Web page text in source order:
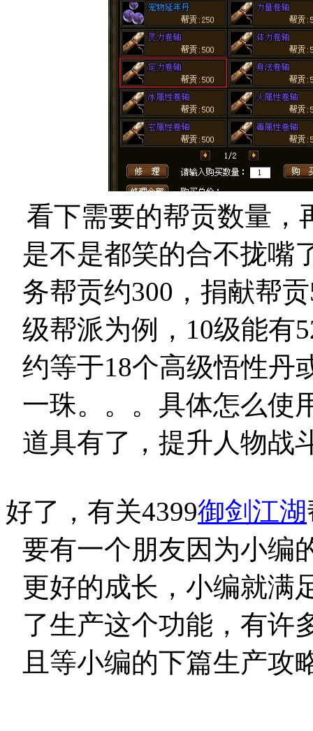
看下需要的帮贡数量，
是不是都笑的合不拢嘴
务帮贡约300，捐献帮
级帮派为例，10级能有
约等于18个高级悟性丹
一珠。。。具体怎么使
道具有了，提升人物战
好了，有关4399御剑江湖
要有一个朋友因为小编
更好的成长，小编就满
了生产这个功能，有许
且等小编的下篇生产攻